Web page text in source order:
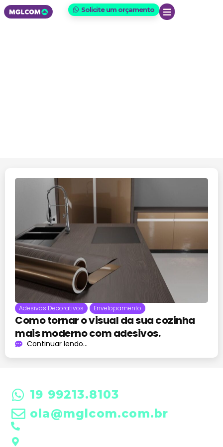
Solicite um orçamento
Adesivos Decorativos Envelopamento
Como tornar o visual da sua cozinha
mais moderno com adesivos.
Continuar lendo...
19 99213.8103
ola@mglcom.com.br